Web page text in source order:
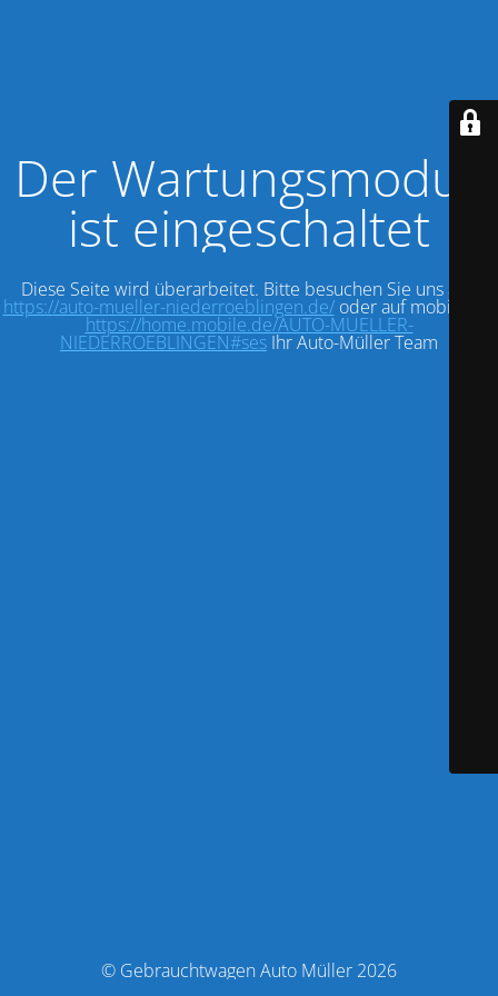
Der Wartungsmodus
ist eingeschaltet
Diese Seite wird überarbeitet. Bitte besuchen Sie uns auf:
https://auto-mueller-niederroeblingen.de/oder auf mobile.de:
https://home.mobile.de/AUTO-MUELLER-
NIEDERROEBLINGEN#ses Ihr Auto-Müller Team
© Gebrauchtwagen Auto Müller 2026